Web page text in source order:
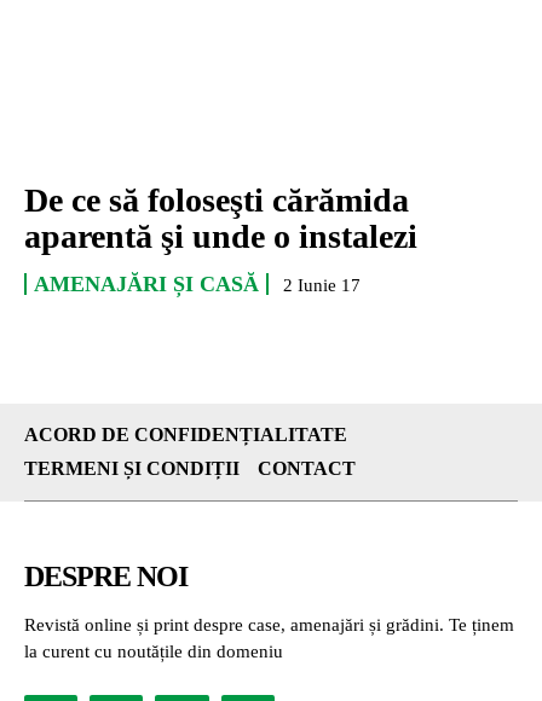
De ce să foloseşti cărămida
aparentă şi unde o instalezi
AMENAJĂRI ȘI CASĂ 2 Iunie 17
ACORD DE CONFIDENȚIALITATE
TERMENI ȘI CONDIȚII
CONTACT
DESPRE NOI
Revistă online și print despre case, amenajări și grădini. Te ținem
la curent cu noutățile din domeniu